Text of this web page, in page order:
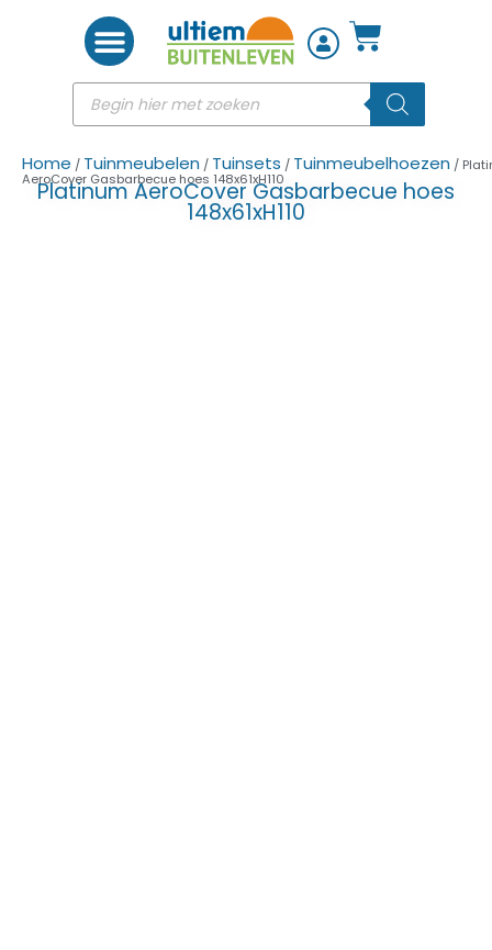
Home / Tuinmeubelen / Tuinsets / Tuinmeubelhoezen /
AeroCover Gasbarbecue hoes 148x61xH110
Platinum AeroCover Gasbarbecue hoes
148x61xH110